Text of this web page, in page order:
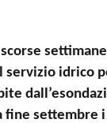
servizio idrico
fine settembre